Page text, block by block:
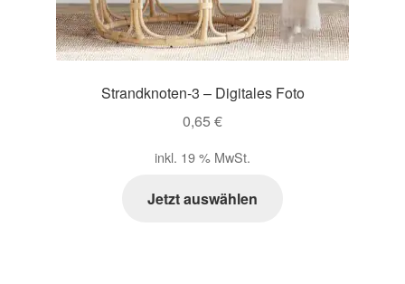
Strandknoten-3 – Digitales Foto
0,65 €
inkl. 19 % MwSt.
Jetzt auswählen